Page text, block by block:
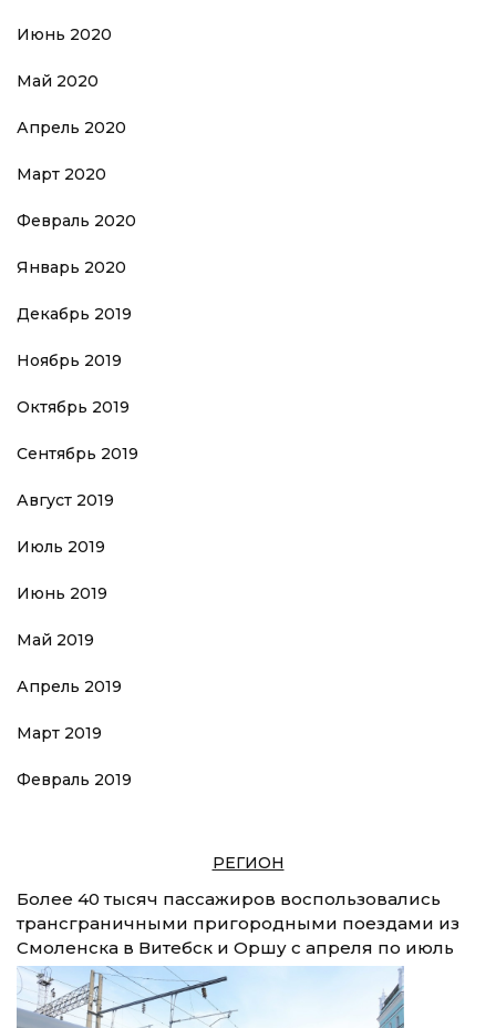
Июнь 2020
Май 2020
Апрель 2020
Март 2020
Февраль 2020
Январь 2020
Декабрь 2019
Ноябрь 2019
Октябрь 2019
Сентябрь 2019
Август 2019
Июль 2019
Июнь 2019
Май 2019
Апрель 2019
Март 2019
Февраль 2019
РЕГИОН
Более 40 тысяч пассажиров воспользовались
трансграничными пригородными поездами из
Смоленска в Витебск и Оршу с апреля по июль